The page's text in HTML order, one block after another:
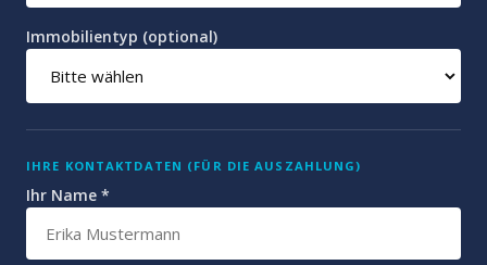
Immobilientyp (optional)
IHRE KONTAKTDATEN (FÜR DIE AUSZAHLUNG)
Ihr Name *